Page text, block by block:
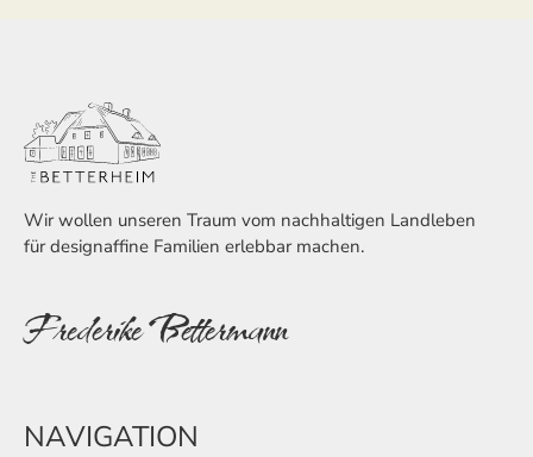
Wir wollen unseren Traum vom nachhaltigen Landleben
für designaffine Familien erlebbar machen.
Frederike Bettermann
NAVIGATION